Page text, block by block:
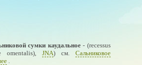
сумки каудальное- (recessus
omentalis), JNA) см. Сальниковое
.